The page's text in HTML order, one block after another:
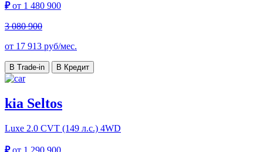
₽от 1 480 900
3 080 900
от 17 913 руб/мес.
В Trade-in В Кредит
kia Seltos
Luxe 2.0 CVT (149 л.с.) 4WD